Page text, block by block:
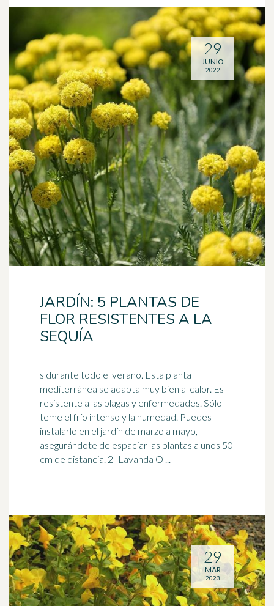
JARDÍN: 5 PLANTAS DE
FLOR RESISTENTES A LA
SEQUÍA
s durante todo el verano. Esta planta
mediterránea se adapta muy bien al calor. Es
resistente a las plagas y enfermedades. Sólo
teme el frío intenso y la humedad. Puedes
instalarlo en el jardín de marzo a mayo,
asegurándote de espaciar las plantas a unos 50
cm de distancia. 2- Lavanda O ...
29
JUNIO
2022
29
MAR
2023